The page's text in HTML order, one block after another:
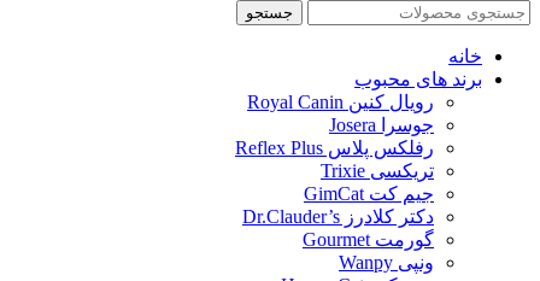
جستجو
خانه
برند های محبوب
رویال کنین Royal Canin
جوسرا Josera
رفلکس پلاس Reflex Plus
تریکسی Trixie
جیم کت GimCat
دکتر کلادرز Dr.Clauder’s
گورمت Gourmet
ونپی Wanpy